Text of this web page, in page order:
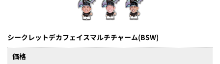
シークレットデカフェイスマルチチャーム(BSW)
価格